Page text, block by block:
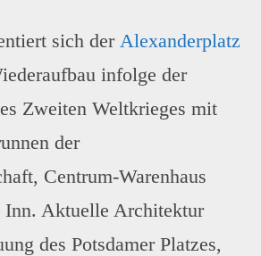
sich der Alexanderplatz
infolge der
Zweiten Weltkrieges mit
der
Centrum-Warenhaus
Inn. Aktuelle Architektur
des Potsdamer Platzes,